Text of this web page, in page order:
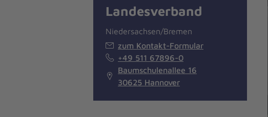
Landesverband
Niedersachsen/Bremen
zum Kontakt-Formular
+49 511 67896-0
Baumschulenallee 16
30625 Hannover